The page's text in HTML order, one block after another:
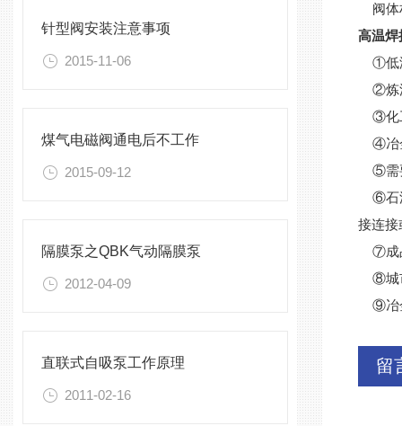
针型阀安装注意事项
2015-11-06
煤气电磁阀通电后不工作
2015-09-12
隔膜泵之QBK气动隔膜泵
2012-04-09
直联式自吸泵工作原理
2011-02-16
阀体
高温焊
①低
②炼
③化
④冶
⑤需
⑥石
接连接
⑦成
⑧城
⑨冶
留